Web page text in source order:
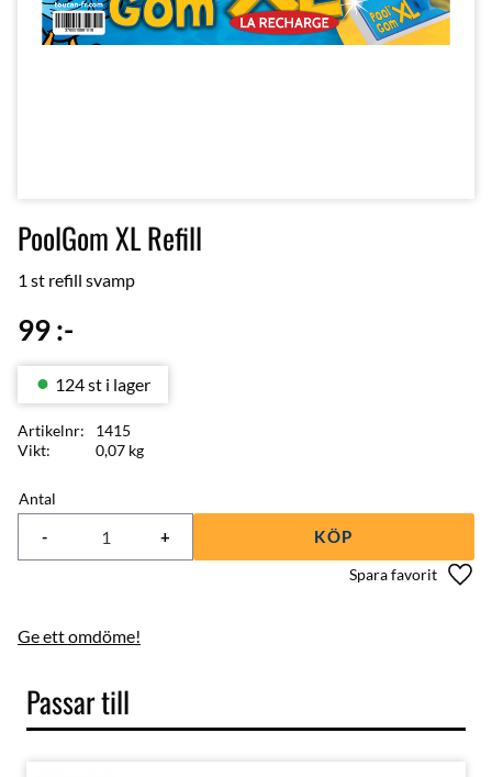
PoolGom XL Refill
1 st refill svamp
99:-
Antal
+
- KÖP
124 st i lager
Artikelnr
1415
Vikt
0,07 kg
Ge ett omdöme!
Passar till